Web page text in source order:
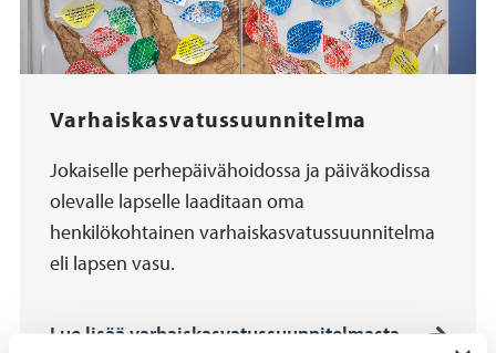
Varhaiskasvatussuunnitelma
Jokaiselle perhepäivähoidossa ja päiväkodissa
olevalle lapselle laaditaan oma
henkilökohtainen varhaiskasvatussuunnitelma
eli lapsen vasu.
Lue lisää varhaiskasvatussuunnitelmasta